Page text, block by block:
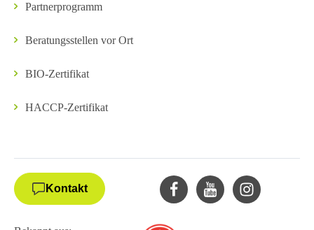
Partnerprogramm
Beratungsstellen vor Ort
BIO-Zertifikat
HACCP-Zertifikat
Kontakt